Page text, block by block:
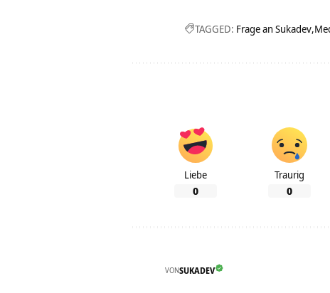
TAGGED: Frage an Sukadev
Liebe
0
Traurig
0
VONSUKADEV